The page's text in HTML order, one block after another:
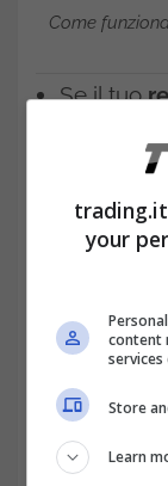
Come
Se il tuo
aggiuntiva
Se
riduce
azzerarsi.
your
content
Store
Learn